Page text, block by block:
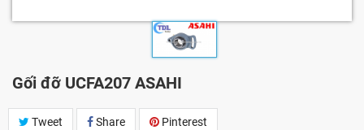
Gối đỡ UCFA207 ASAHI
Tweet Share Pinterest